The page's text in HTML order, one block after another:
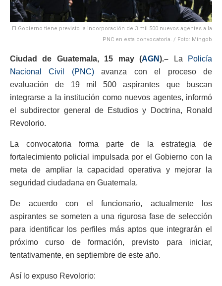
El Gobierno tiene previsto la incorporación de 3 mil 500 nuevos agentes a la
PNC en esta convocatoria. / Foto: Mingob
Ciudad de Guatemala, 15 may (AGN).– La
Policía
Nacional Civil (PNC)avanza con el proceso de
evaluación de 19 mil 500 aspirantes que buscan
integrarse a la institución como nuevos agentes, informó
el subdirector general de Estudios y Doctrina, Ronald
Revolorio.
La convocatoria forma parte de la estrategia de
fortalecimiento policial impulsada por el Gobierno con la
meta de ampliar la capacidad operativa y mejorar la
seguridad ciudadana en Guatemala.
De acuerdo con el funcionario, actualmente los
aspirantes se someten a una rigurosa fase de selección
para identificar los perfiles más aptos que integrarán el
próximo curso de formación, previsto para iniciar,
tentativamente, en septiembre de este año.
Así lo expuso Revolorio: